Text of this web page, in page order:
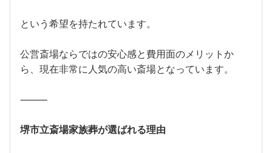
という希望を持たれています。
公営斎場ならではの安心感と費用面のメリットか
ら、現在非常に人気の高い斎場となっています。
⸻
堺市立斎場家族葬が選ばれる理由